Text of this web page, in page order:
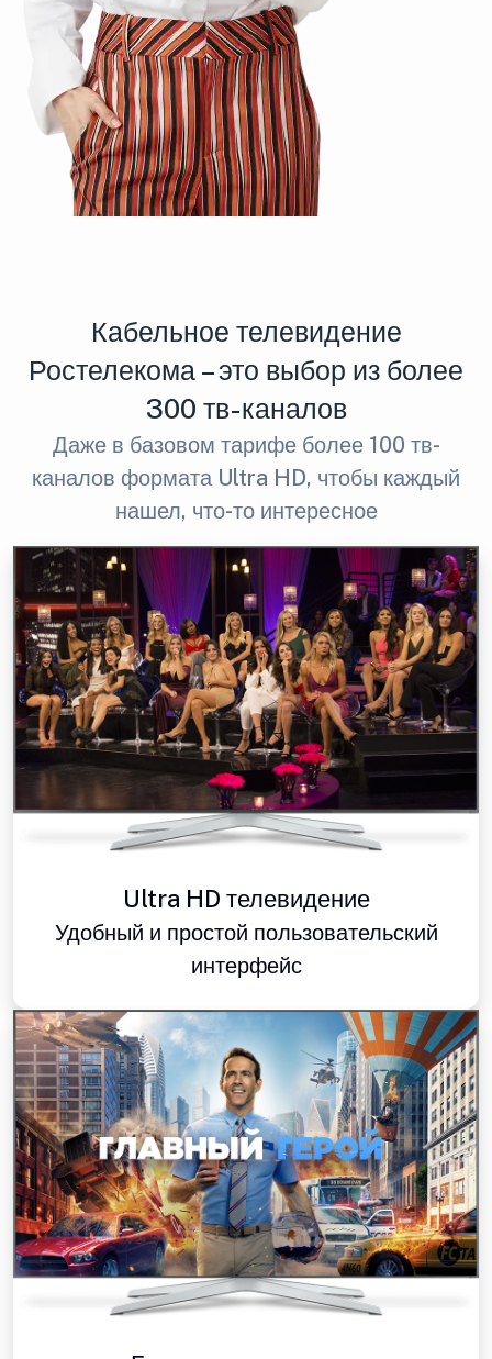
Кабельное телевидение
Ростелекома – это выбор из более
300 тв-каналов
Даже в базовом тарифе более 100 тв-
каналов формата Ultra HD, чтобы каждый
нашел, что-то интересное
Ultra HD телевидение
Удобный и простой пользовательский
интерфейс